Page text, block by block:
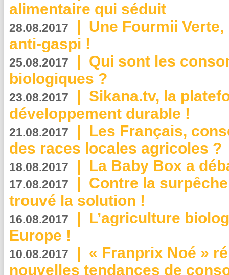
alimentaire qui séduit
28.08.2017 | Une Fourmii
anti-gaspi !
25.08.2017 | Qui sont les
biologiques ?
23.08.2017 | Sikana.tv, la
développement durable !
21.08.2017 | Les Français,
des races locales agricoles ?
18.08.2017 | La Baby Box a
17.08.2017 | Contre la
trouvé la solution !
16.08.2017 | L’agriculture
Europe !
10.08.2017 | « Franprix Noé »
nouvelles tendances de